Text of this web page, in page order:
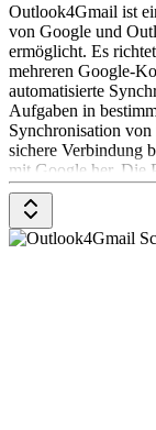
Outlook4Gmail ist
von Google und
ermöglicht. Es
mehreren Google-
automatisierte
Aufgaben in
Synchronisation
sichere Verbindung
mit Google her. Die
Funktionsumfang.
Outlook4Gmail
einen Google-